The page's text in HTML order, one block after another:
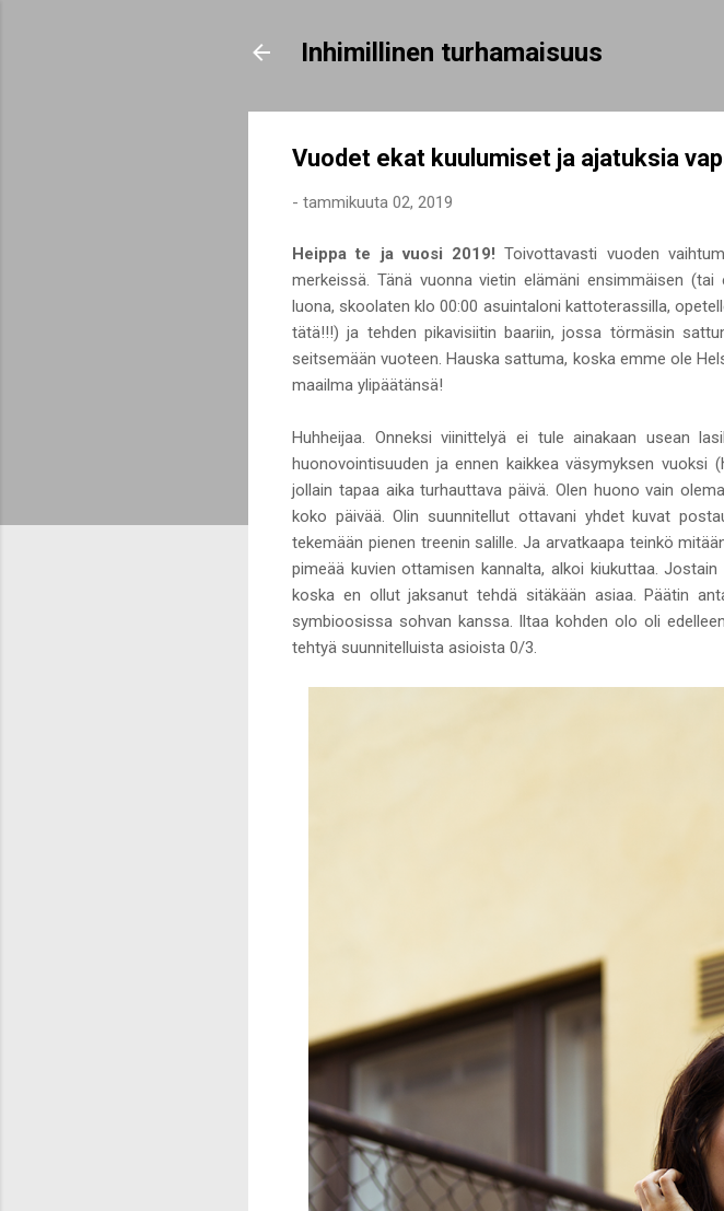
Inhimillinen turhamaisuus
Vuodet ekat kuulumiset ja ajatuksia
- tammikuuta 02, 2019
Heippa te ja vuosi 2019! Toivottavasti vuoden
merkeissä. Tänä vuonna vietin elämäni ensimmäisen
luona, skoolaten klo 00:00 asuintaloni kattoterassilla,
tätä!!!) ja tehden pikavisiitin baariin, jossa törmäsin
seitsemään vuoteen. Hauska sattuma, koska emme ole
maailma ylipäätänsä!
Huhheijaa. Onneksi viinittelyä ei tule ainakaan usean
huonovointisuuden ja ennen kaikkea väsymyksen vuoksi
jollain tapaa aika turhauttava päivä. Olen huono vain
koko päivää. Olin suunnitellut ottavani yhdet kuvat
tekemään pienen treenin salille. Ja arvatkaapa teinkö
pimeää kuvien ottamisen kannalta, alkoi kiukuttaa.
koska en ollut jaksanut tehdä sitäkään asiaa. Päätin
symbioosissa sohvan kanssa. Iltaa kohden olo oli
tehtyä suunnitelluista asioista 0/3.